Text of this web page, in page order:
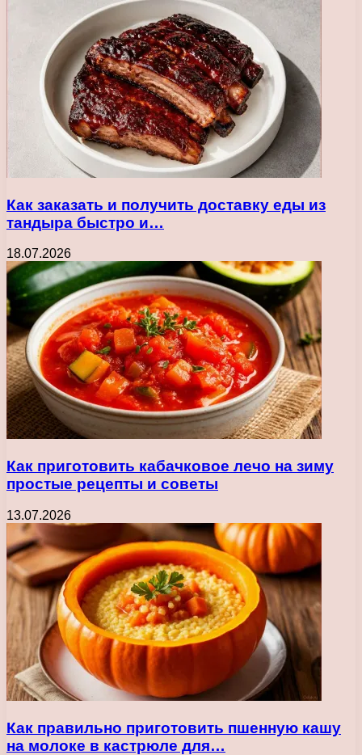
Как заказать и получить доставку еды из
тандыра быстро и…
18.07.2026
Как приготовить кабачковое лечо на зиму
простые рецепты и советы
13.07.2026
Как правильно приготовить пшенную кашу
на молоке в кастрюле для…